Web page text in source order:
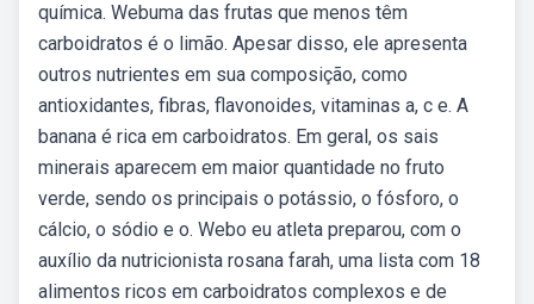
química. Webuma das frutas que menos têm
carboidratos é o limão. Apesar disso, ele apresenta
outros nutrientes em sua composição, como
antioxidantes, fibras, flavonoides, vitaminas a, c e. A
banana é rica em carboidratos. Em geral, os sais
minerais aparecem em maior quantidade no fruto
verde, sendo os principais o potássio, o fósforo, o
cálcio, o sódio e o. Webo eu atleta preparou, com o
auxílio da nutricionista rosana farah, uma lista com 18
alimentos ricos em carboidratos complexos e de